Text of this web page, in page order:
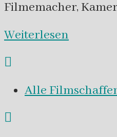
Filmemacher,
Weiterlesen
Alle